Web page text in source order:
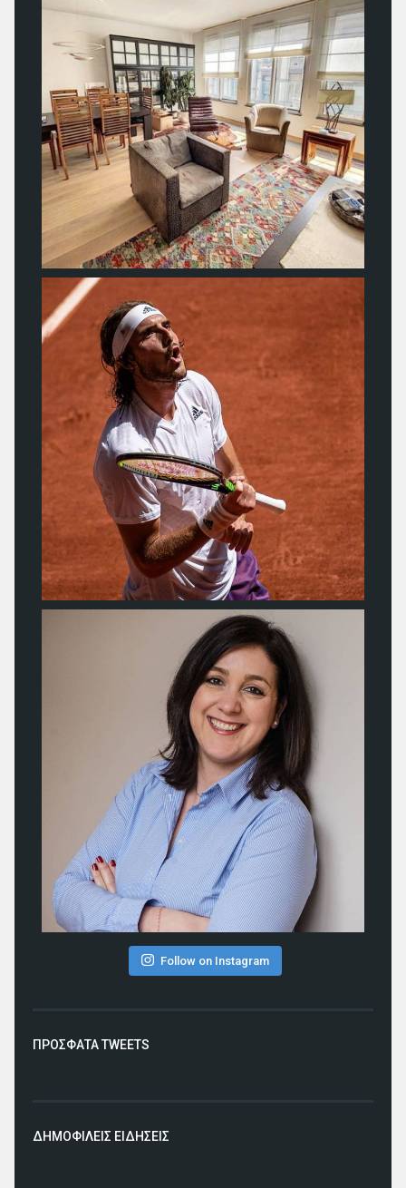
Follow on Instagram
ΠΡΟΣΦΑΤΑ TWEETS
ΔΗΜΟΦΙΛΕΙΣ ΕΙΔΗΣΕΙΣ